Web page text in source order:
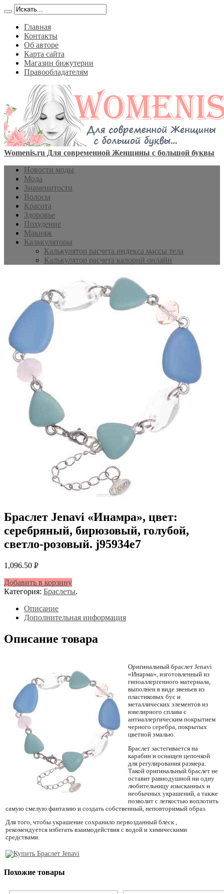
Главная
Контакты
Об авторе
Карта сайта
Магазин бижутерии
Правообладателям
Womenis.ru Для современной Женщины с большой буквы
Новости моды
Мода
Знаменитости
Волосы
Красота
Здоровье
Похудение
Макияж
Калькуляторы
Калькулятор расчета индекса массы тела
Калькулятор расчета калорий онлайн
Браслет Jenavi «Инамра», цвет:
серебряный, бирюзовый, голубой,
светло-розовый. j95934e7
1,096.50 Р
Добавить в корзину
Категория: Браслеты.
Описание
Дополнительная информация
Описание товара
Оригинальный браслет Jenavi
«Инарма», изготовленный из
гипоаллергенного материала,
выполнен в виде звеньев из
пластиковых бус и
металлических элементов из
ювелирного сплава с
антиаллергическим покрытием
черного серебра, покрытых
цветной эмалью.
Браслет застегивается на
карабин и оснащен цепочкой
для регулирования размера.
Такой оригинальный браслет не
оставит равнодушной ни одну
любительницу изысканных и
необычных украшений, а также
позволит с легкостью воплотить
самую смелую фантазию и создать собственный, неповторимый образ.
Для того, чтобы украшение сохранило первозданный блеск ,
рекомендуется избегать взаимодействия с водой и химическими
средствами.
Похожие товары